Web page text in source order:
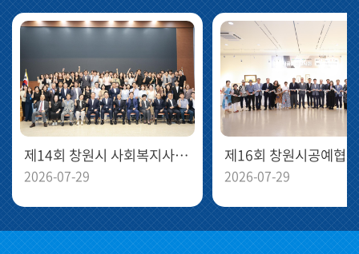
제14회 창원시 사회복지사 대회
2026-07-29 2026-07-29